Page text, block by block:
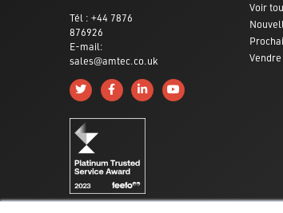
Tél : +44 7876
876926
E-mail:
sales@amtec.co.uk
Follow us on Twitter
Like us on Facebook
Connect with us on Linkedin
Subscribe to us on
Voir